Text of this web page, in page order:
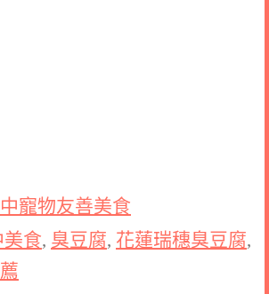
寵物友善美食
美食, 臭豆腐, 花蓮瑞穗臭豆腐,